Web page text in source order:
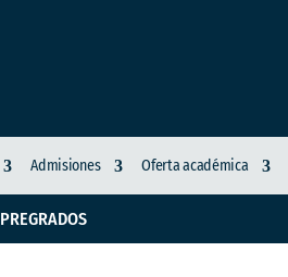
Admisiones Oferta académica
PREGRADOS